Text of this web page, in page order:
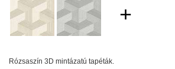
Rózsaszín 3D mintázatú tapéták.